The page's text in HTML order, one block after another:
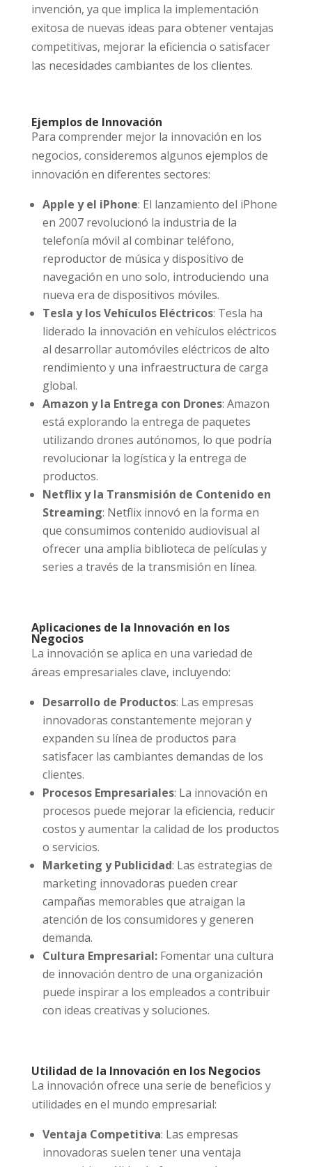
invención, ya que implica la implementación
exitosa de nuevas ideas para obtener ventajas
competitivas, mejorar la eficiencia o satisfacer
las necesidades cambiantes de los clientes.
Ejemplos de Innovación
Para comprender mejor la innovación en los
negocios, consideremos algunos ejemplos de
innovación en diferentes sectores:
Apple y el iPhone: El lanzamiento del iPhone
en 2007 revolucionó la industria de la
telefonía móvil al combinar teléfono,
reproductor de música y dispositivo de
navegación en uno solo, introduciendo una
nueva era de dispositivos móviles.
Tesla y los Vehículos Eléctricos: Tesla ha
liderado la innovación en vehículos eléctricos
al desarrollar automóviles eléctricos de alto
rendimiento y una infraestructura de carga
global.
Amazon y la Entrega con Drones: Amazon
está explorando la entrega de paquetes
utilizando drones autónomos, lo que podría
revolucionar la logística y la entrega de
productos.
Netflix y la Transmisión de Contenido en
Streaming: Netflix innovó en la forma en
que consumimos contenido audiovisual al
ofrecer una amplia biblioteca de películas y
series a través de la transmisión en línea.
Aplicaciones de la Innovación en los
Negocios
La innovación se aplica en una variedad de
áreas empresariales clave, incluyendo:
Desarrollo de Productos: Las empresas
innovadoras constantemente mejoran y
expanden su línea de productos para
satisfacer las cambiantes demandas de los
clientes.
Procesos Empresariales: La innovación en
procesos puede mejorar la eficiencia, reducir
costos y aumentar la calidad de los productos
o servicios.
Marketing y Publicidad: Las estrategias de
marketing innovadoras pueden crear
campañas memorables que atraigan la
atención de los consumidores y generen
demanda.
Cultura Empresarial:Fomentar una cultura
de innovación dentro de una organización
puede inspirar a los empleados a contribuir
con ideas creativas y soluciones.
Utilidad de la Innovación en los Negocios
La innovación ofrece una serie de beneficios y
utilidades en el mundo empresarial:
Ventaja Competitiva: Las empresas
innovadoras suelen tener una ventaja